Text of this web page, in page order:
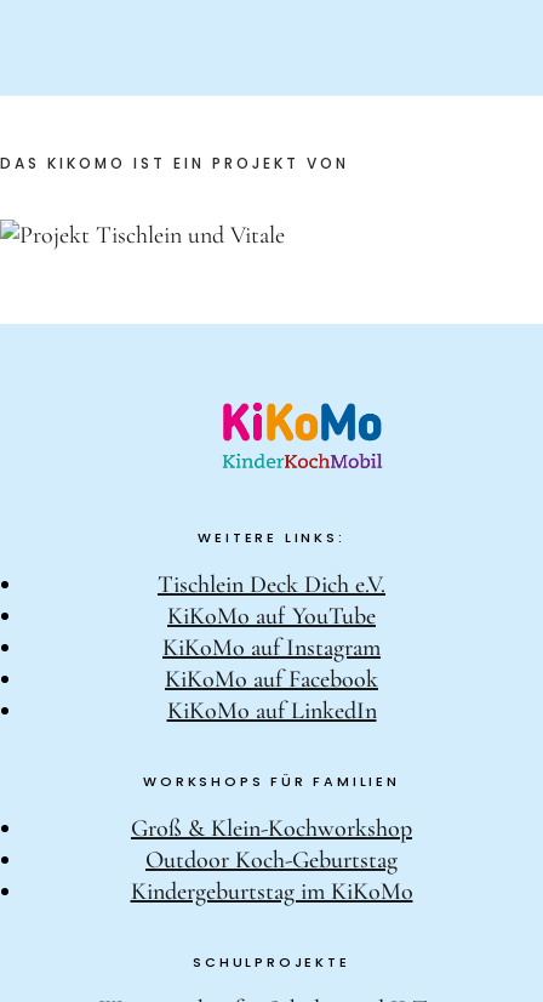
DAS KIKOMO IST EIN PROJEKT VON
WEITERE LINKS:
Tischlein Deck Dich e.V.
KiKoMo auf YouTube
KiKoMo auf Instagram
KiKoMo auf Facebook
KiKoMo auf LinkedIn
WORKSHOPS FÜR FAMILIEN
Groß & Klein-Kochworkshop
Outdoor Koch-Geburtstag
Kindergeburtstag im KiKoMo
SCHULPROJEKTE